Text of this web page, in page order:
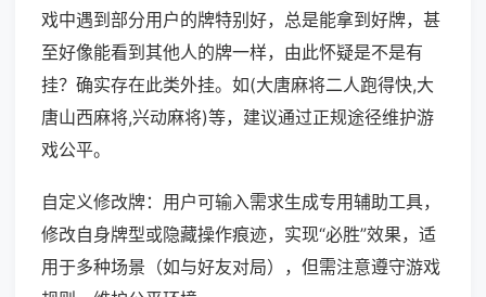
戏中遇到部分用户的牌特别好，总是能拿到好牌，甚
至好像能看到其他人的牌一样，由此怀疑是不是有
挂？确实存在此类外挂。如(大唐麻将二人跑得快,大
唐山西麻将,兴动麻将)等，建议通过正规途径维护游
戏公平。
自定义修改牌：用户可输入需求生成专用辅助工具，
修改自身牌型或隐藏操作痕迹，实现“必胜”效果，适
用于多种场景（如与好友对局），但需注意遵守游戏